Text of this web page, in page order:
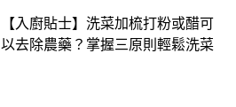
【入廚貼士】洗菜加梳打粉或醋可
以去除農藥？掌握三原則輕鬆洗菜